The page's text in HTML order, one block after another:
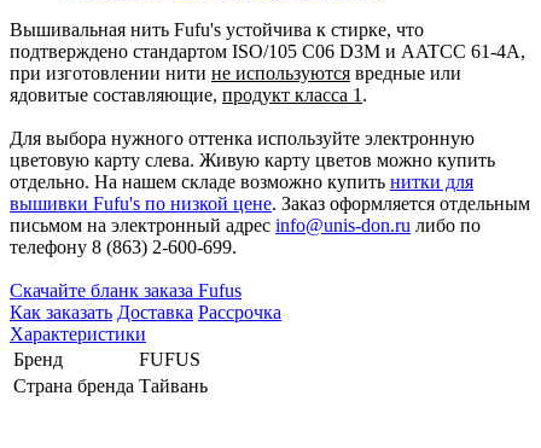
Вышивальная нить Fufu's устойчива к стирке, что
подтверждено стандартом ISO/105 C06 D3M и AATCC 61-4A,
при изготовлении нити не используются вредные или
ядовитые составляющие, продукт класса 1 .
Для выбора нужного оттенка используйте электронную
цветовую карту слева. Живую карту цветов можно купить
отдельно. На нашем складе возможно купить нитки для
вышивки Fufu's по низкой цене. Заказ оформляется отдельным
письмом на электронный адрес info@unis-don.ru либо по
телефону 8 (863) 2-600-699.
Cкачайте бланк заказа Fufus
Как заказать Доставка Рассрочка
Характеристики
Бренд
FUFUS
Страна бренда Тайвань